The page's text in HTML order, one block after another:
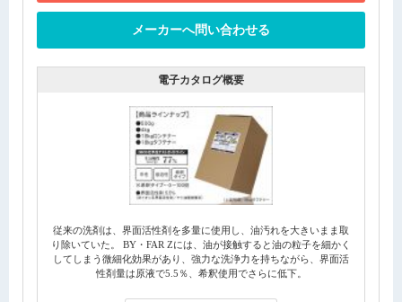
メーカーへ問い合わせる
電子カタログ概要
従来の洗剤は、界面活性剤を多量に使用し、油汚れを大きいまま取
り除いていた。 BY・FAR Zには、油が接触すると油の粒子を細かく
してしまう微細化効果があり、強力な洗浄力を持ちながら、界面活
性剤量は原液で5.5％、希釈使用でさらに低下。